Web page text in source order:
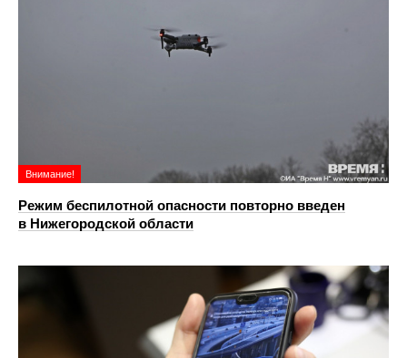
Внимание!
Режим беспилотной опасности повторно введен
в Нижегородской области